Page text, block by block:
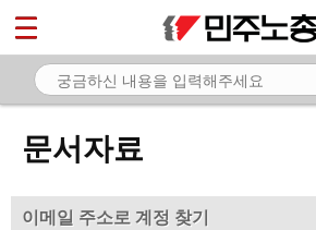
문서자료
이메일 주소로 계정 찾기
마이페이지
소개
노동상담
자료